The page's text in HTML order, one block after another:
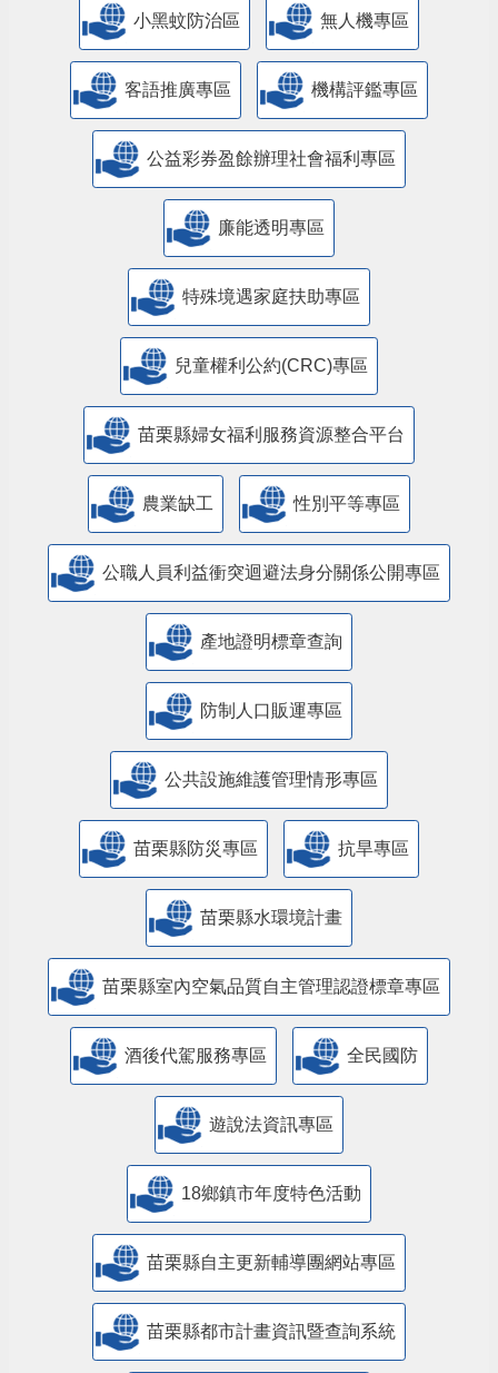
小黑蚊防治區 無人機專區
客語推廣專區 機構評鑑專區
公益彩券盈餘辦理社會福利專區
廉能透明專區
特殊境遇家庭扶助專區
兒童權利公約(CRC)專區
苗栗縣婦女福利服務資源整合平台
農業缺工 性別平等專區
公職人員利益衝突迴避法身分關係公開專區
產地證明標章查詢
防制人口販運專區
​公共設施維護管理情形專區
苗栗縣防災專區 抗旱專區
苗栗縣水環境計畫
苗栗縣室內空氣品質自主管理認證標章專區
酒後代駕服務專區 全民國防
遊說法資訊專區
18鄉鎮市年度特色活動
苗栗縣自主更新輔導團網站專區
苗栗縣都市計畫資訊暨查詢系統